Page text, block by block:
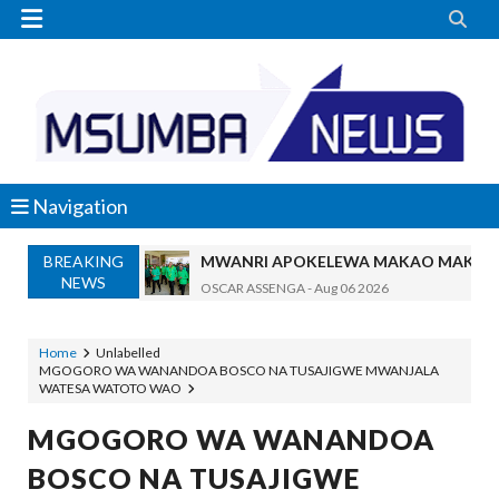
 
Navigation
BREAKING
NEWS
MWANRI APOKELEWA MAKAO
OSCAR ASSENGA-Aug 06 2026
Nilitafuta Mtoto Kwa Zaidi Ya Miaka
NAIBU WAZIRI CHANDE ARIDHISHWA
OSCAR ASSENGA- Aug 06 2026
TBS YATOA ELIMU YA UBORA WA
Home
Unlabelled
MGOGORO WA WANANDOA BOSCO NA TUSAJIGWE MWANJALA
WATESA WATOTO WAO
MGOGORO WA WANANDOA
BOSCO NA TUSAJIGWE